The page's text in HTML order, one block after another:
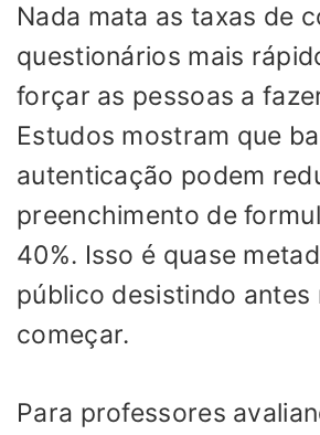
Nada mata as taxas de
questionários mais
forçar as pessoas a
Estudos mostram que
autenticação podem
preenchimento de
40%. Isso é quase
público desistindo antes
começar.
Para professores